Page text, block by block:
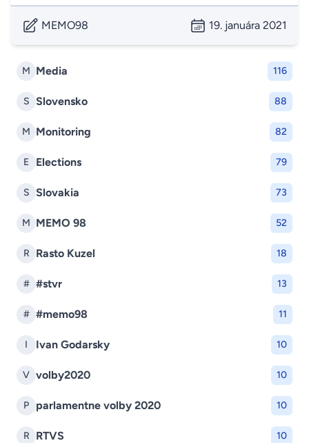
M Media 116
S Slovensko 88
M Monitoring 82
E Elections 79
S Slovakia 73
M MEMO 98 52
R Rasto Kuzel 18
# #stvr 13
# #memo98 11
I Ivan Godarsky 10
V volby2020 10
P parlamentne volby 2020 10
R RTVS 10
MEMO98 19. januára 2021